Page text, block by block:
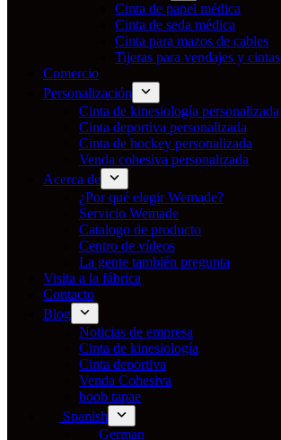
Cinta de papel médica
Cinta de seda médica
Cinta para mazos de cables
Tijeras para vendajes y cintas
Comercio
Personalización
Cinta de kinesiología personalizada
Cinta deportiva personalizada
Cinta de hockey personalizada
Venda cohesiva personalizada
Acerca de
¿Por qué elegir Wemade?
Servicio Wemade
Catalogo de producto
Centro de vídeos
La gente también pregunta
Visita a la fábrica
Contacto
Blog
Noticias de empresa
Cinta de kinesiología
Cinta deportiva
Venda Cohesiva
boob tapae
Spanish
German